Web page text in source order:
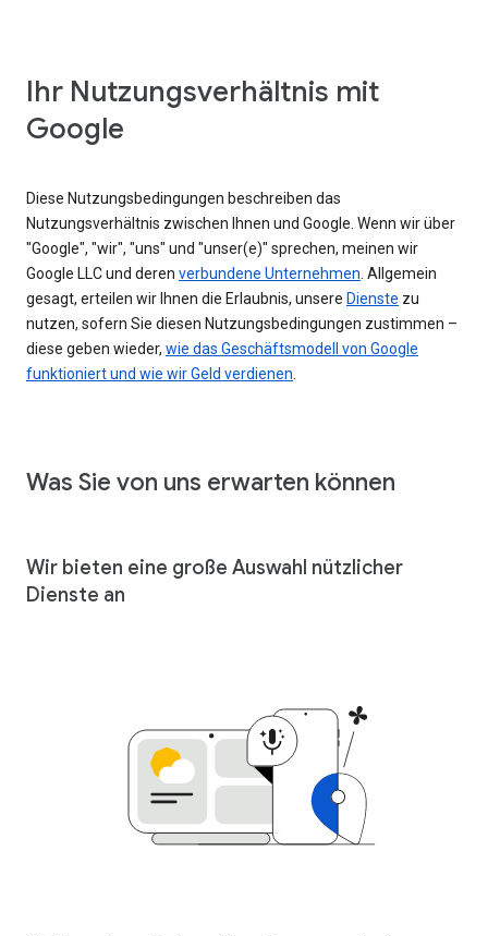
Ihr Nutzungsverhältnis mit
Google
Diese Nutzungsbedingungen beschreiben das
Nutzungsverhältnis zwischen Ihnen und Google. Wenn wir über
"Google", "wir", "uns" und "unser(e)" sprechen, meinen wir
Google LLC und deren verbundene Unternehmen . Allgemein
gesagt, erteilen wir Ihnen die Erlaubnis, unsere Dienste zu
nutzen, sofern Sie diesen Nutzungsbedingungen zustimmen –
diese geben wieder, wie das Geschäftsmodell von Google
funktioniert und wie wir Geld verdienen
Was Sie von uns erwarten können
Wir bieten eine große Auswahl nützlicher
Dienste an